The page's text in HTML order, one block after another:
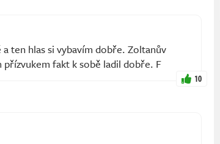
ten hlas si vybavím dobře. Zoltanův
fakt k sobě ladil dobře. F
10